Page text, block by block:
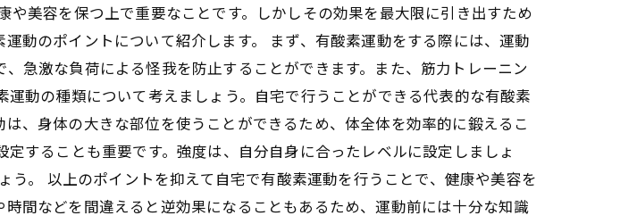
美容を保つ上で重要なことです。しかしその効果を最大限に引き出すため
動のポイントについて紹介します。 まず、有酸素運動をする際には、運動
急激な負荷による怪我を防止することができます。また、筋力トレーニン
動の種類について考えましょう。自宅で行うことができる代表的な有酸素
、身体の大きな部位を使うことができるため、体全体を効率的に鍛えるこ
することも重要です。強度は、自分自身に合ったレベルに設定しましょ
。 以上のポイントを抑えて自宅で有酸素運動を行うことで、健康や美容を
間などを間違えると逆効果になることもあるため、運動前には十分な知識